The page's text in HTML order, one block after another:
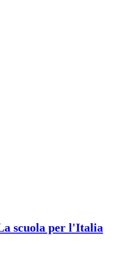
scuola per l'Italia